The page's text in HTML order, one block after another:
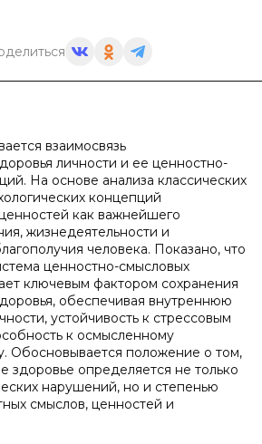
взаимосвязь
личности и ее ценностно-
На основе анализа классических
концепций
как важнейшего
жизнедеятельности и
человека. Показано, что
ценностно-смысловых
ключевым фактором сохранения
обеспечивая внутреннюю
устойчивость к стрессовым
к осмысленному
Обосновывается положение о том,
здоровье определяется не только
нарушений, но и степенью
смыслов, ценностей и